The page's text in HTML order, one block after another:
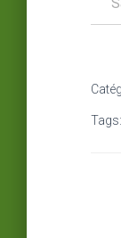
Tags: